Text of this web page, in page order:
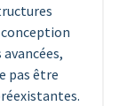
pas être